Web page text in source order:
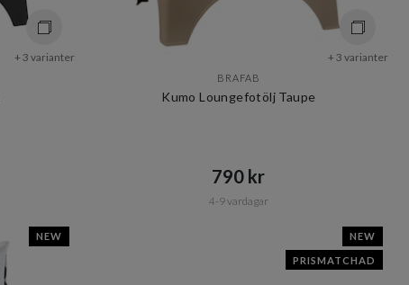
+ 3 varianter + 3 varianter
BRAFAB
Kumo Loungefotölj Taupe
790 kr​​
4-9 vardagar
NEW NEW
PRISMATCHAD